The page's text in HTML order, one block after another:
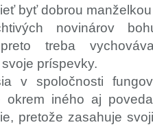
byť dobrou
novinárov
treba
príspevky.
v spoločnosti
okrem iného aj
pretože zasahuje